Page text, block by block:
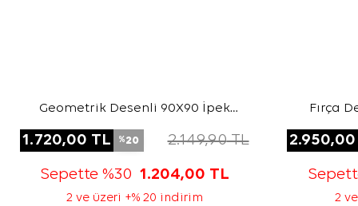
Geometrik Desenli 90X90 İpek
1.720,00 TL %20 2.149,90TL
Sepette %30 1.204,00 TL
2 ve üzeri +% 20 indirim
Fırça
2.950,00
2